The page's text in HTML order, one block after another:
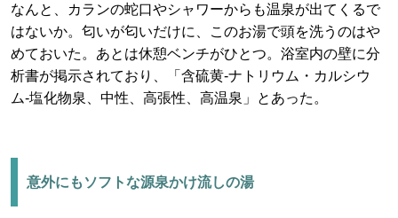
なんと、カランの蛇口やシャワーからも温泉が出てくるで
はないか。匂いが匂いだけに、このお湯で頭を洗うのはや
めておいた。あとは休憩ベンチがひとつ。浴室内の壁に分
析書が掲示されており、「含硫黄-ナトリウム・カルシウ
ム-塩化物泉、中性、高張性、高温泉」とあった。
意外にもソフトな源泉かけ流しの湯